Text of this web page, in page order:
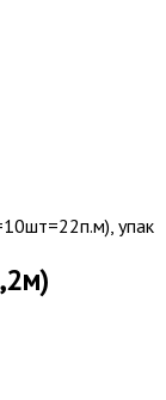
упак